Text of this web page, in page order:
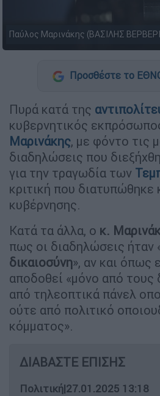
Παύλος Μαρινάκης (ΒΑΣΙΛΗΣ
Προσθέστε το
Πυρά κατά της
κυβερνητικός
Μαρινάκης, με φόντο τις
διαδηλώσεις που
για την τραγωδία των
κριτική που διατυπώθηκε
κυβέρνησης.
Κατά τα άλλα, ο κ.
πως οι διαδηλώσεις ήταν
δικαιοσύνη», αν και όπως
αποδοθεί «μόνο από τους
από τηλεοπτικά πάνελ
ούτε από πολιτικό
κόμματος».
ΔΙΑΒΑΣΤΕ ΕΠΙΣΗΣ
Πολιτική|27.01.2025 13:18